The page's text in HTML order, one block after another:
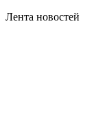
Лента новостей